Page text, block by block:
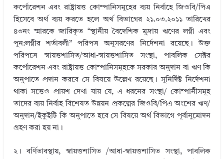
কর্পোরেশন এবং রাষ্ট্রায়ত্ত কোম্পানিসমূহের ব্যয় নির্বাহে জিওবি/পিএ
হিসেবে অর্থ ব্যয় করতে হলে অর্থ বিভাগের ২১.০৩.২০১১ তারিখের
৪৩নং স্মারকে জারিকৃত “স্থানীয় বৈদেশিক মুদ্রায় ঋণের লগ্নী এবং
পুন:লগ্নীর শর্তাবলী” পরিপত্র অনুসরণের নির্দেশনা রয়েছে। উক্ত
পরিপত্রে স্বায়ত্তশাসিত/আধা-স্বায়ত্তশাসিত সংস্থা, পাবলিক সেক্টর
কর্পোরেশন এবং রাষ্ট্রায়ত্ত কোম্পানিসমূহকে সরকার অনুদান বা ঋণ কি
অনুপাতে প্রদান করবে সে বিষয়ে উল্লেখ রয়েছে। সুনির্দিষ্ট নির্দেশনা
থাকা সত্তেও প্রায়শ দেখা যায় যে, এ ধরনের সংস্থা/ কোম্পানীসমূহ
তাদের ব্যয় নির্বাহ বিশেষত উন্নয়ন প্রকল্পের জিওবি/পিএ অংশের ঋণ/
অনুদান/ইকুইটি কি অনুপাতে হবে সে বিষয়ে অর্থ বিভাগে পূর্বানুমোদন
গ্রহণ করা হয় না।
২। বর্ণিতাবস্থায়, স্বায়ত্তশাসিত /আধা-স্বায়ত্তশাসিত সংস্থা, পাবলিক